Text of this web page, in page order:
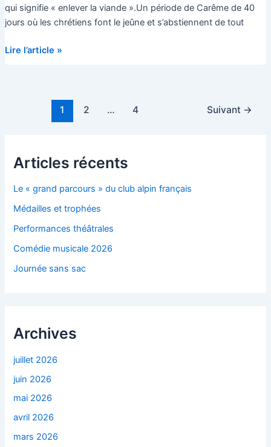
qui signifie « enlever la viande ».Un période de Carême de 40
jours où les chrétiens font le jeûne et s’abstiennent de tout
Journée
Lire l’article »
1 2 … 4 Suivant →
Articles récents
Le « grand parcours » du club alpin français
Médailles et trophées
Performances théâtrales
Comédie musicale 2026
Journée sans sac
Archives
juillet 2026
juin 2026
mai 2026
avril 2026
mars 2026